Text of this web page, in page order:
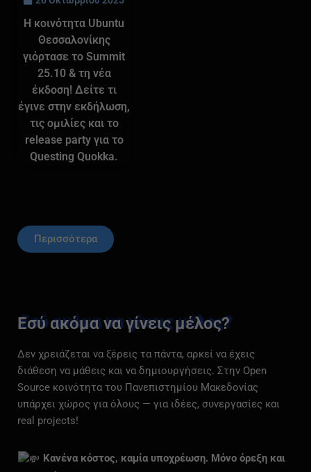
Η κοινότητα Ubuntu
Θεσσαλονίκης
γιόρτασε το Summit
25.10 & τη νέα
έκδοση! Δείτε τι
έγινε στην εκδήλωση,
τις ομιλίες και το
release party για το
Questing Quokka.
Περισσότερα
Εσύ ακόμα να γίνεις μέλος?
Δεν χρειάζεται να ξέρεις τα πάντα, αρκεί να έχεις
διάθεση να μάθεις και να δημιουργήσεις. Στην Open
Source κοινότητα του Πανεπιστημίου Μακεδονίας
υπάρχει χώρος για όλους — για ιδέες, συνεργασίες και
real projects!
Κανένα κόστος, καμία υποχρέωση. Μόνο όρεξη και